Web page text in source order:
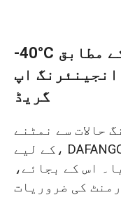
-40°C کے لیے اپنی مرضی کے مطابق
اپ
گریڈ
حالات سے نمٹنے
کے لیے، DAFANGCRANE انجینئرز نے روایتی،
اس کے بجائے،
کی ضروریات